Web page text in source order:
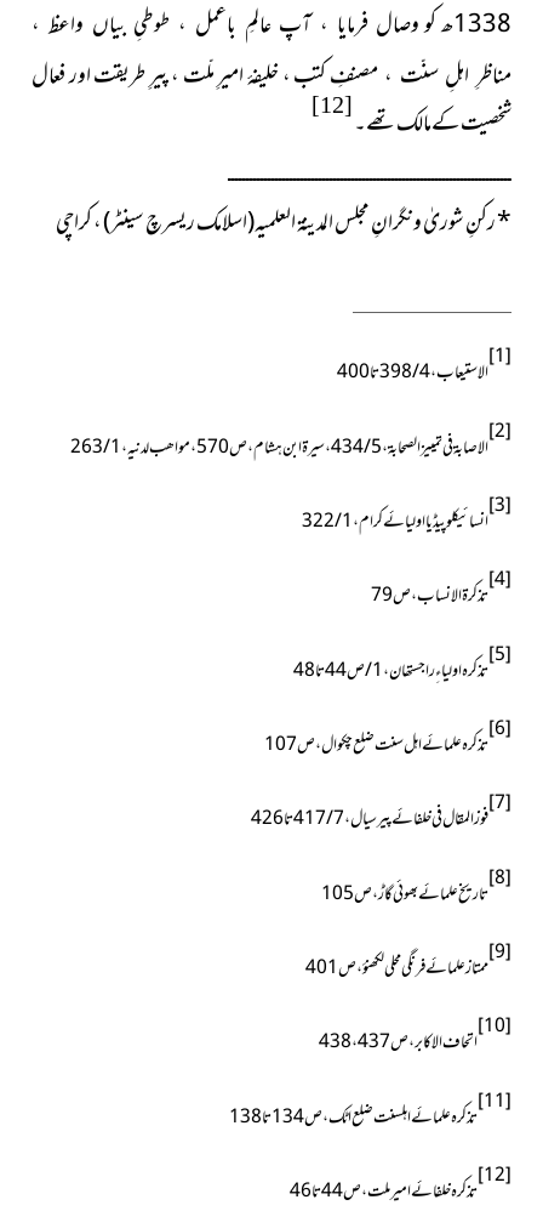
1338ھ کو
وصال فرمایا ، آپ عالمِ باعمل ، طوطیِ بیاں واعظ ،
مناظرِ اہلِ سنّت ،مصنفِ کتب ، خلیفۂ امیرِ ملّت ، پیرِ طریقت اور فعال
شخصیت کےمالک تھے۔[12]
ــــــــــــــــــــــــــــــــــــــــــــــــــــــــــــــــــــــــــــــ
*رکنِ شوریٰ ونگرانِ مجلس المدینۃ العلمیہ(اسلامک ریسرچ سینٹر) ، کراچی
[1] الاستیعاب ، 4 / 398تا400
[2] الاصابۃ فی تمییز الصحابۃ ، 5 / 434 ، سيرة ابن هشام ، ص570 ، مواھب لدنیہ ، 1 / 263
[3] انسائیکلوپیڈیا اولیائے کرام ، 1 / 322
[4] تذکرۃ الانساب ، ص79
[5] تذکرہ اولیاءِ راجستھان ، 1 / ص44تا48
[6] تذکرہ علمائے اہل سنت ضلع چکوال ، ص107
[7] فوزالمقال فی خلفائے پیرسیال ، 7 / 417تا426
[8] تاریخ علمائے بھوئی گاڑ ، ص105
[9] ممتاز علمائے فرنگی محلی لکھنؤ ، ص401
[10]
اتحاف الاکابر ، ص437 ، 438
[11]
تذکرہ علمائے اہلسنت ضلع اٹک ، ص134 تا 138
[12]
تذکرہ خلفائے امیرملت ، ص44 تا 46